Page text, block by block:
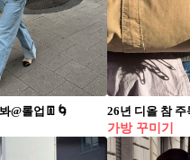
@롤업👖🌀
가방 꾸미기